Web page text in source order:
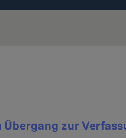
Übergang zur